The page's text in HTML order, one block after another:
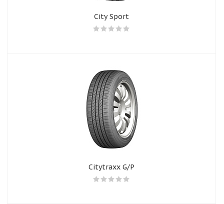
City Sport
Citytraxx G/P